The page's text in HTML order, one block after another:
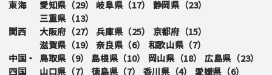
東海 愛知県（29） 岐阜県（17） 静岡県（23）
三重県（13）
関西
大阪府（27） 兵庫県（25） 京都府（15）
滋賀県（19） 奈良県（6） 和歌山県（7）
中国・
四国
鳥取県（9） 島根県（10） 岡山県（18） 広島県（23）
山口県（7） 徳島県（7） 香川県（4） 愛媛県（6）